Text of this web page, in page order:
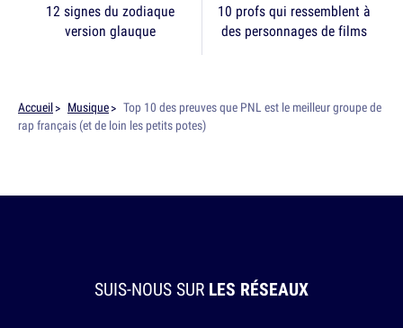
12 signes du zodiaque
version glauque
10 profs qui ressemblent à
des personnages de films
Accueil Musique
Top 10 des preuves que PNL est le meilleur groupe de
rap français (et de loin les petits potes)
SUIS-NOUS SUR LES RÉSEAUX